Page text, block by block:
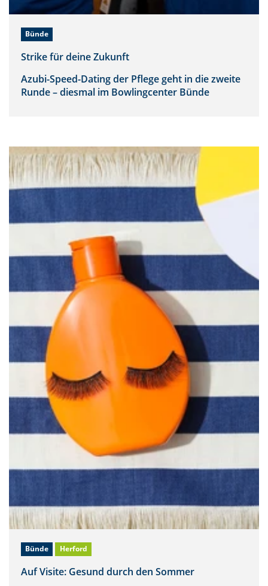
Bünde
Strike für deine Zukunft
Azubi-Speed-Dating der Pflege geht in die zweite
Runde – diesmal im Bowlingcenter Bünde
Bünde Herford
Auf Visite: Gesund durch den Sommer